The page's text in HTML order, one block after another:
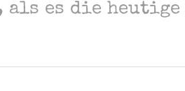
als es die